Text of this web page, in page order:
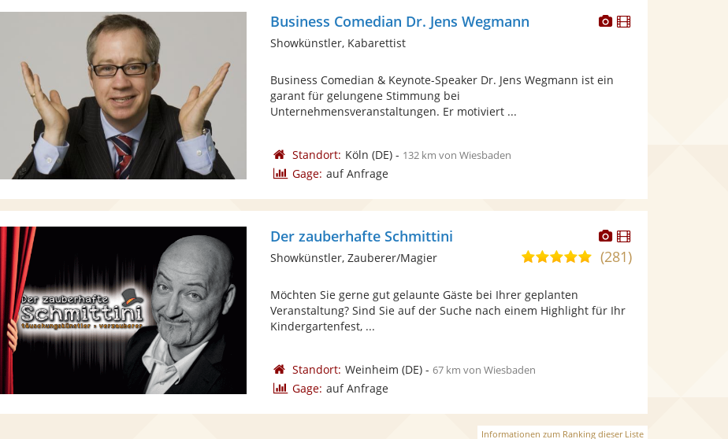
DieserDieser
Business Comedian Dr. Jens Wegmann
Showkünstler, Kabarettist
Business Comedian & Keynote-Speaker Dr. Jens Wegmann ist ein
garant für gelungene Stimmung bei
Unternehmensveranstaltungen. Er motiviert ...
Standort: Köln (DE)- 132 km von Wiesbaden
Gage: auf Anfrage
Dieser
Künstler
stellt
bereit.
Dieser
Künstler
Der zauberhafte Schmittini
5,0
Sternen
(281)
Showkünstler, Zauberer/Magier
Möchten Sie gerne gut gelaunte Gäste bei Ihrer geplanten
Veranstaltung? Sind Sie auf der Suche nach einem Highlight für Ihr
Kindergartenfest, ...
Standort: Weinheim (DE)- 67 km von Wiesbaden
Gage: auf Anfrage
Informationen zum Ranking dieser Liste